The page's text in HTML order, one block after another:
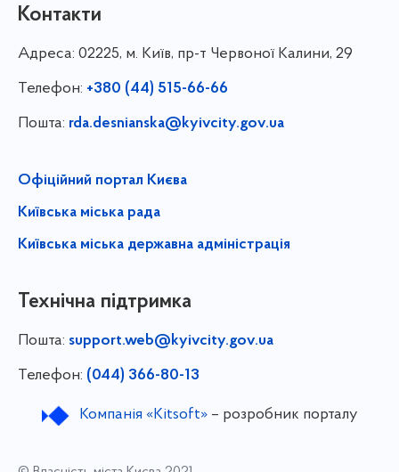
Контакти
Адреса: 02225, м. Київ, пр-т Червоної Калини, 29
Телефон: +380 (44) 515-66-66
Пошта: rda.desnianska@kyivcity.gov.ua
Офіційний портал Києва
Київська міська рада
Київська міська державна адміністрація
Технічна підтримка
Пошта: support.web@kyivcity.gov.ua
Телефон: (044) 366-80-13
Компанія «Kitsoft»– розробник порталу